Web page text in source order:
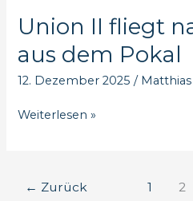
Maria
Union II fliegt
aus dem Pokal
12. Dezember 2025/
Union
Weiterlesen »
← Zurück 1 2